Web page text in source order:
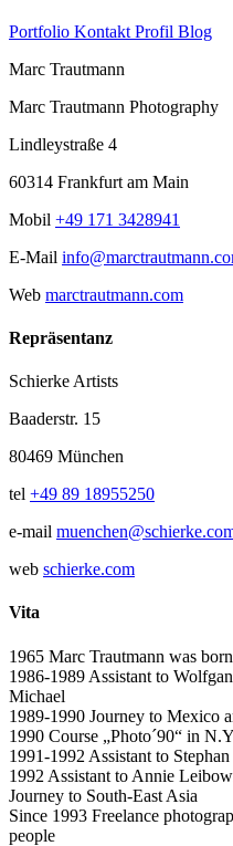
Portfolio Kontakt Profil Blog
Marc Trautmann
Marc Trautmann Photography
Lindleystraße 4
60314 Frankfurt am Main
Mobil +49 171 3428941
E-Mail
Web marctrautmann.com
Repräsentanz
Schierke Artists
Baaderstr. 15
80469 München
tel +49 89 18955250
e-mail
web schierke.com
Vita
1965 Marc Trautmann was
1986-1989 Assistant to
Michael
1989-1990 Journey to Mexico
1990 Course „Photo´90“ in
1991-1992 Assistant to
1992 Assistant to Annie
Journey to South-East Asia
Since 1993 Freelance
people